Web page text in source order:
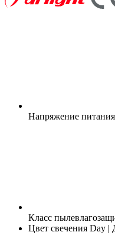
Напряжение питания
Класс
Цвет свечения Day |